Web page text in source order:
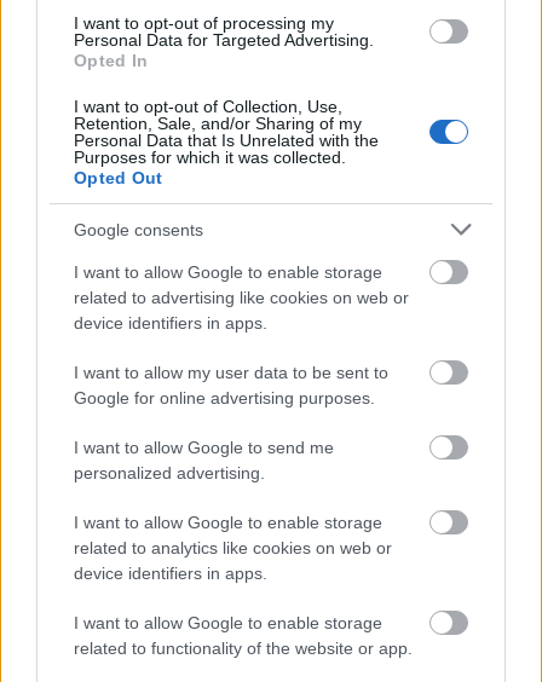
I want to opt-out of processing my
Personal Data for Targeted Advertising.
Opted In
I want to opt-out of Collection, Use,
Retention, Sale, and/or Sharing of my
Personal Data that Is Unrelated with the
Purposes for which it was collected.
Opted Out
Google consents
I want to allow Google to enable storage
related to advertising like cookies on web or
device identifiers in apps.
I want to allow my user data to be sent to
Google for online advertising purposes.
I want to allow Google to send me
personalized advertising.
I want to allow Google to enable storage
related to analytics like cookies on web or
device identifiers in apps.
I want to allow Google to enable storage
related to functionality of the website or app.
ενοχής όσο κι επί της αναγνώρισης ελαφρυντικών
περιστάσεων ήταν ομόφωνη (με ψήφους 7-0).
Υπενθυμίζεται ότι για την ίδια υπόθεση έχουν
παραπεμφθεί σε δίκη, με δεύτερη δικογραφία
που αφορά το πλημμέλημα της παράβασης
καθήκοντος (και κατά περίπτωση της απλής
συνέργειας και ηθικής αυτουργίας στην πράξη
αυτή), η έκπτωτη δήμαρχος Κασσάνδρας
Αναστασία Χαλκιά, δύο πρώην αντιδήμαρχοι (η
δεύτερη αρμόδια για το Αυτοτελές Τμήμα
Ελέγχου Κοινοχρήστων Χώρων και Αδειών
Καταστημάτων και για την επιβολή προστίμων),
δύο υπάλληλοι του ίδιου δήμου (ανάμεσά τους ο
τότε προϊστάμενος του Αυτοτελούς Τμήματος
Ελέγχου Κοινοχρήστων Χώρων και ο τότε
προϊστάμενος Τεχνικών Υπηρεσιών), δύο
παρκ.